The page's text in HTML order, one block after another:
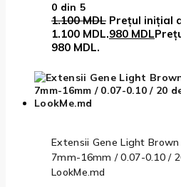
0 din 5
1.100MDL Prețul inițial
1.100 MDL.980 MDL
980 MDL.
Extensii Gene Light Brown
7mm-16mm / 0.07-0.10 /
LookMe.md